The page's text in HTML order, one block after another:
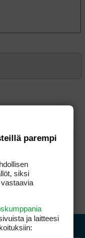
parempi
siksi
ja laitteesi